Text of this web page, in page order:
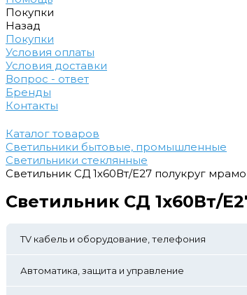
Покупки
Назад
Покупки
Условия оплаты
Условия доставки
Вопрос - ответ
Бренды
Контакты
Каталог товаров
Светильники бытовые, промышленные
Светильники стеклянные
Светильник СД 1х60Вт/Е27 полукруг
Светильник СД 1х60Вт/
TV кабель и оборудование, телефония
Автоматика, защита и управление